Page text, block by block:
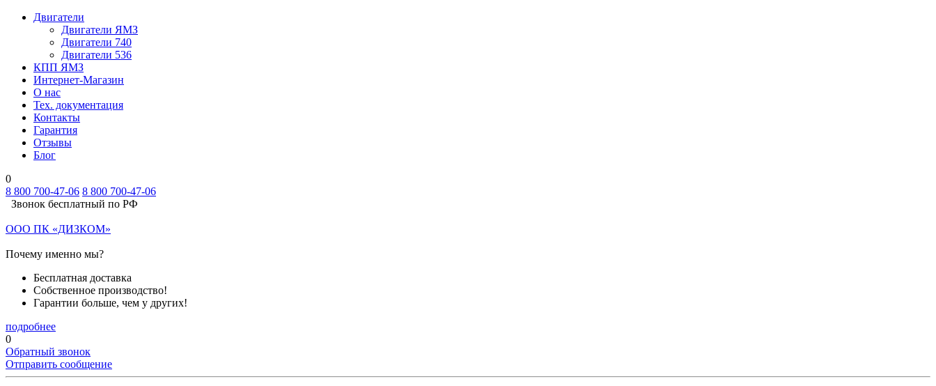
Двигатели
Двигатели ЯМЗ
Двигатели 740
Двигатели 536
КПП ЯМЗ
Интернет-Магазин
О нас
Тех. документация
Контакты
Гарантия
Отзывы
Блог
0
8 800 700-47-06 8 800 700-47-06
Звонок бесплатный по РФ
ООО ПК «ДИЗКОМ»
Почему именно мы?
Бесплатная доставка
Собственное производство!
Гарантии больше, чем у других!
подробнее
0
Обратный звонок
Отправить сообщение